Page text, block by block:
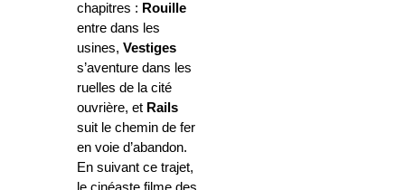
chapitres : Rouille
entre dans les
usines, Vestiges
s’aventure dans les
ruelles de la cité
ouvrière, et Rails
suit le chemin de fer
en voie d’abandon.
En suivant ce trajet,